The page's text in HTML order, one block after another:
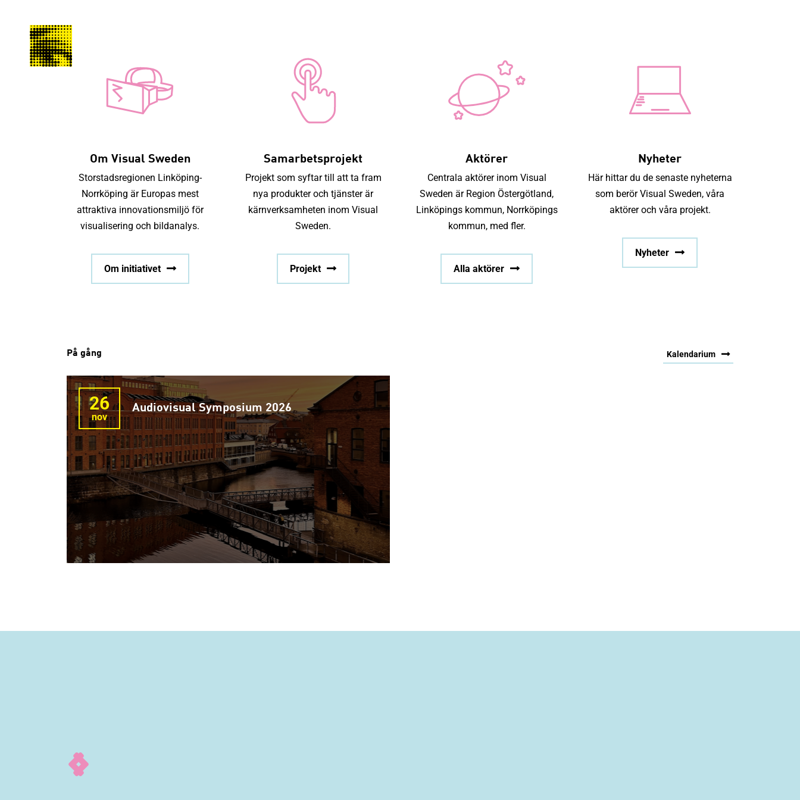
innehållet
Om Visual Sweden
Storstadsregionen Linköping-
Norrköping är Europas mest
attraktiva innovationsmiljö för
visualisering och bildanalys.
Om initiativet
Samarbetsprojekt
Projekt som syftar till att ta fram
nya produkter och tjänster är
kärnverksamheten inom Visual
Sweden.
Projekt
Aktörer
Centrala aktörer inom Visual
Sweden är Region Östergötland,
Linköpings kommun, Norrköpings
kommun, med fler.
Alla aktörer
Nyheter
Här hittar du de senaste nyheterna
som berör Visual Sweden, våra
aktörer och våra projekt.
Nyheter
På gång Kalendarium
26
nov
Audiovisual Symposium 2026